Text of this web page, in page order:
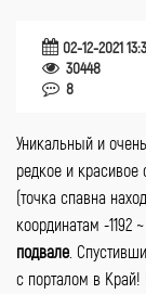
02-12-2021
30448
8
Уникальный и
редкое и красивое
(точка спавна
координатам -1192
подвале .
с порталом в Край!